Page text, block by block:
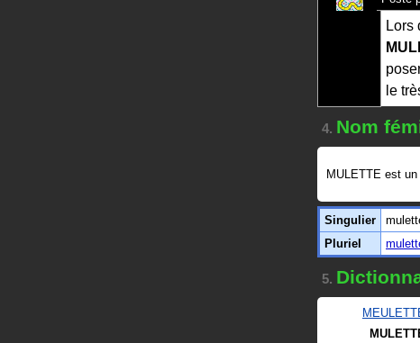
Lors
le
4. Nom
MULETTE est un
Singulier
Pluriel
5.